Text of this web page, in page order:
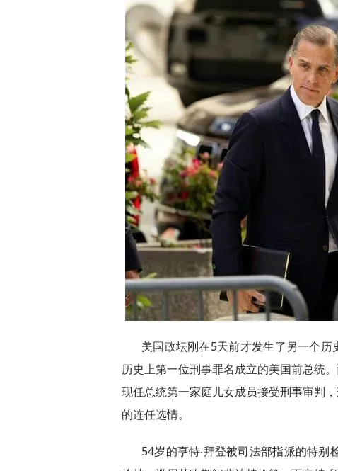
美国政坛刚在5天前才发生了另一个
历史上第一位刑事罪名成立的美国前总统
现任总统第一家庭儿女成员接受刑事审判
的连任选情。
54岁的亨特‧拜登被司法部指派的特